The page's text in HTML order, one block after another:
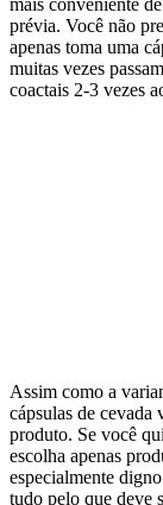
mais conveniente
prévia. Você não
apenas toma uma
muitas vezes
coactais 2-3 vezes
Assim como a
cápsulas de cevada
produto. Se você
escolha apenas
especialmente
tudo pelo que deve